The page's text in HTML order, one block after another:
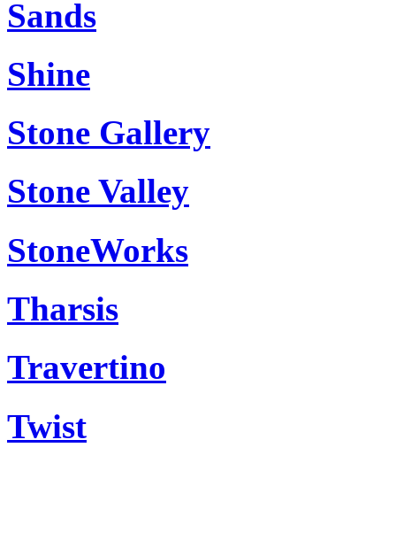
Sands
Shine
Stone Gallery
Stone Valley
StoneWorks
Tharsis
Travertino
Twist